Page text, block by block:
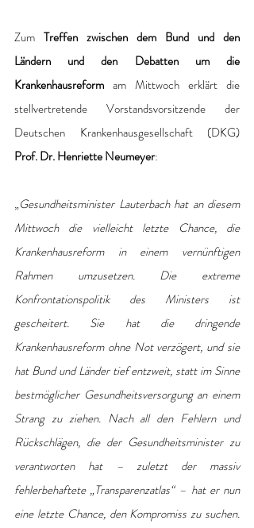
Zum Treffen zwischen dem Bund und den
Ländern und den Debatten um die
Krankenhausreform am Mittwoch erklärt die
stellvertretende Vorstandsvorsitzende der
Prof. Dr. Henriette Neumeyer:
„Gesundheitsminister Lauterbach hat an diesem
Mittwoch die vielleicht letzte Chance, die
Krankenhausreform in einem vernünftigen
Rahmen umzusetzen. Die extreme
Konfrontationspolitik des Ministers ist
gescheitert. Sie hat die dringende
Krankenhausreform ohne Not verzögert, und sie
hat Bund und Länder tief entzweit, statt im Sinne
bestmöglicher Gesundheitsversorgung an einem
Strang zu ziehen. Nach all den Fehlern und
Rückschlägen, die der Gesundheitsminister zu
verantworten hat – zuletzt der massiv
fehlerbehaftete „Transparenzatlas“ – hat er nun
eine letzte Chance, den Kompromiss zu suchen.